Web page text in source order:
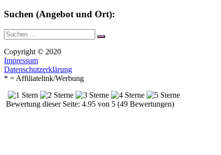
Suchen (Angebot und Ort):
Suche
nach:
Suchen
Copyright © 2020
Impressum
Datenschutzerklärung
* = Affiliatelink/Werbung
Bewertung dieser Seite: 4.95 von 5 (49 Bewertungen)